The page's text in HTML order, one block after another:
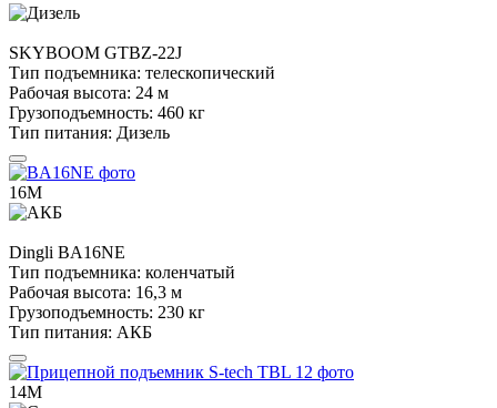
SKYBOOM GTBZ-22J
Тип подъемника: телескопический
Рабочая высота: 24 м
Грузоподъемность: 460 кг
Тип питания: Дизель
16М
Dingli BA16NE
Тип подъемника: коленчатый
Рабочая высота: 16,3 м
Грузоподъемность: 230 кг
Тип питания: АКБ
14М